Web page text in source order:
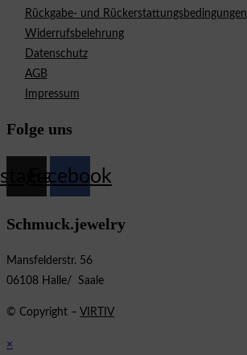
Rückgabe- und Rückerstattungsbedingungen
Widerrufsbelehrung
Datenschutz
AGB
Impressum
Folge uns
Facebook
Schmuck.jewelry
Mansfelderstr. 56
06108 Halle/ Saale
© Copyright – VIRTIV
×